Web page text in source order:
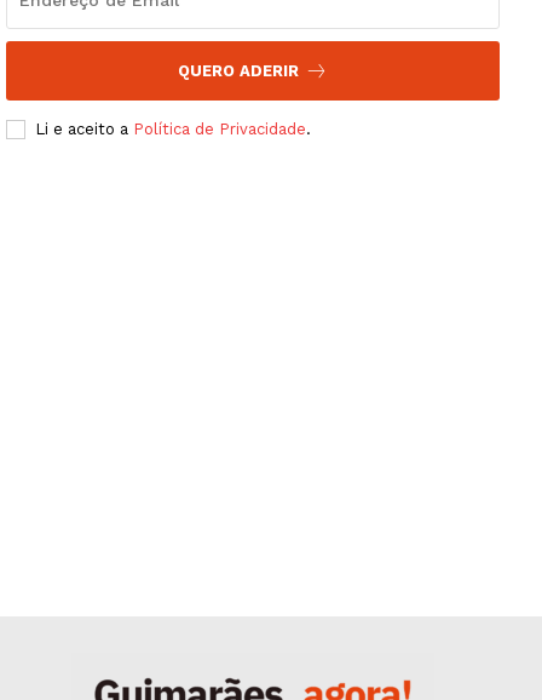
Artigos
Grande Entrevista
QUERO ADERIR
Li e aceito a Política de Privacidade.